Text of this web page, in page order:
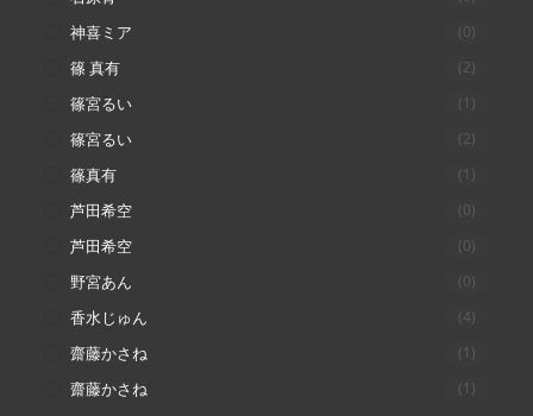
神喜ミア (0)
篠 真有 (2)
篠宮るい (1)
篠宮るい (2)
篠真有 (1)
芦田希空 (0)
芦田希空 (0)
野宮あん (0)
香水じゅん (4)
齋藤かさね (1)
齋藤かさね (1)